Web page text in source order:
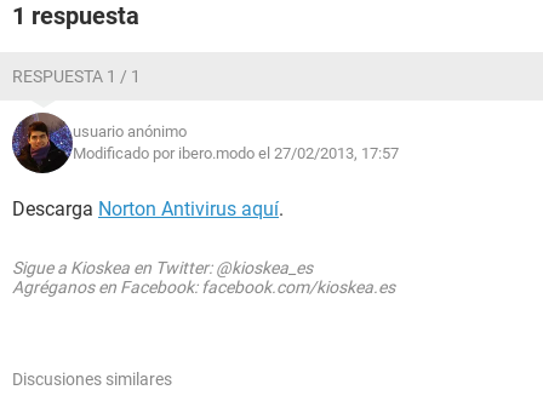
1 respuesta
RESPUESTA 1 / 1
usuario anónimo
Modificado por ibero.modo el 27/02/2013, 17:57
Descarga Norton Antivirus aquí.
Sigue a Kioskea en Twitter: @kioskea_es
Agréganos en Facebook: facebook.com/kioskea.es
Discusiones similares